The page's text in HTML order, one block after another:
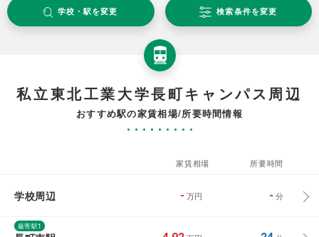
学校・駅を変更 検索条件を変更
私立東北工業大学長町キャンパス周辺
おすすめ駅の家賃相場/所要時間情報
家賃相場 所要時間
学校周辺 - 万円 - 分
最寄駅1